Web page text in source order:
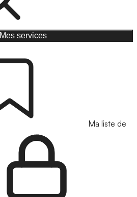
Mes services
Ma liste de